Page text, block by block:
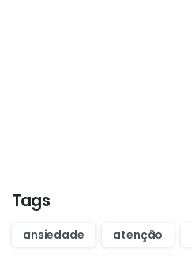
Tags
ansiedade atenção